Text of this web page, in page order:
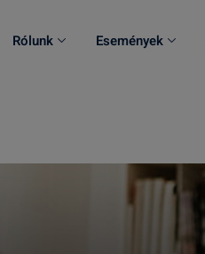
Rólunk Események